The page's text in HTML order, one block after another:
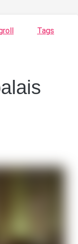
Tags